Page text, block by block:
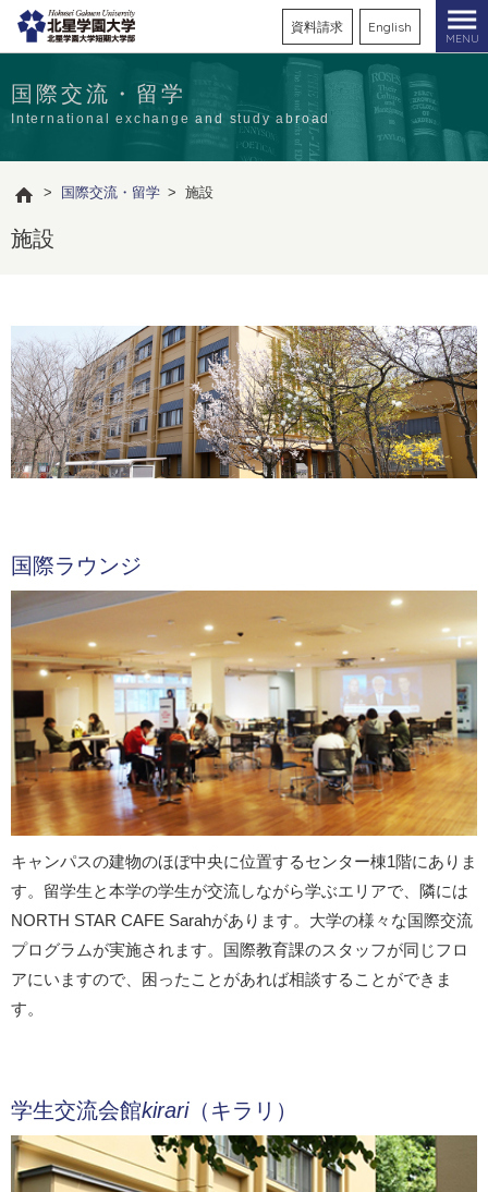
資料請求 English
MENU
国際交流・留学
International exchange and study abroad
> 国際交流・留学 > 施設
施設
国際ラウンジ
キャンパスの建物のほぼ中央に位置するセンター棟1階にありま
す。留学生と本学の学生が交流しながら学ぶエリアで、隣には
NORTH STAR CAFE Sarahがあります。大学の様々な国際交流
プログラムが実施されます。国際教育課のスタッフが同じフロ
アにいますので、困ったことがあれば相談することができま
す。
学生交流会館kirari（キラリ）